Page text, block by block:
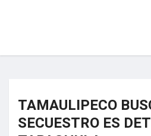
TAMAULIPECO
SECUESTRO ES